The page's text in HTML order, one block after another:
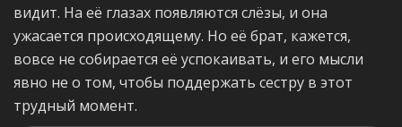
видит. На её глазах появляются слёзы, и она
ужасается происходящему. Но её брат, кажется,
вовсе не собирается её успокаивать, и его мысли
явно не о том, чтобы поддержать сестру в этот
трудный момент.